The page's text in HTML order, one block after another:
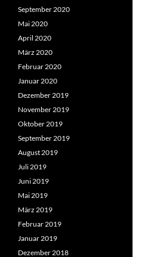
September 2020
Mai 2020
April 2020
März 2020
Februar 2020
Januar 2020
Dezember 2019
November 2019
Oktober 2019
September 2019
August 2019
Juli 2019
Juni 2019
Mai 2019
März 2019
Februar 2019
Januar 2019
Dezember 2018